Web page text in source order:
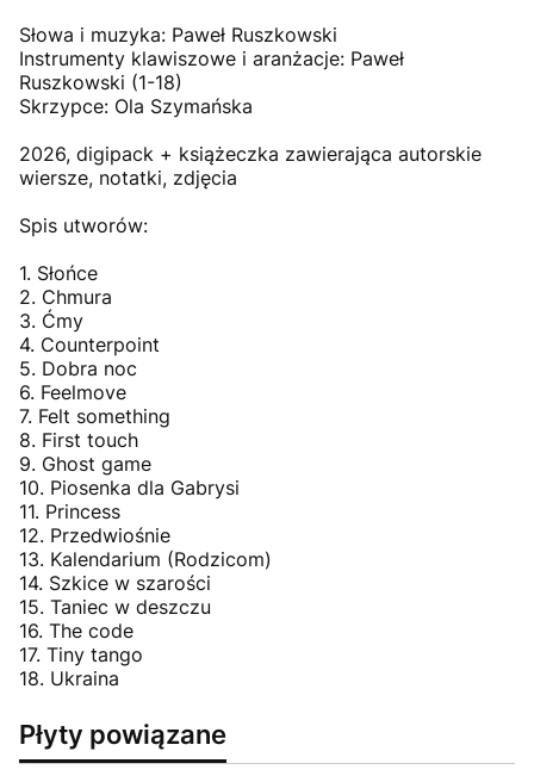
Słowa i muzyka: Paweł Ruszkowski
Instrumenty klawiszowe i aranżacje: Paweł
Ruszkowski (1-18)
Skrzypce: Ola Szymańska
2026, digipack + książeczka zawierająca autorskie
wiersze, notatki, zdjęcia
Spis utworów:
1. Słońce
2. Chmura
3. Ćmy
4. Counterpoint
5. Dobra noc
6. Feelmove
7. Felt something
8. First touch
9. Ghost game
10. Piosenka dla Gabrysi
11. Princess
12. Przedwiośnie
13. Kalendarium (Rodzicom)
14. Szkice w szarości
15. Taniec w deszczu
16. The code
17. Tiny tango
18. Ukraina
Płyty powiązane